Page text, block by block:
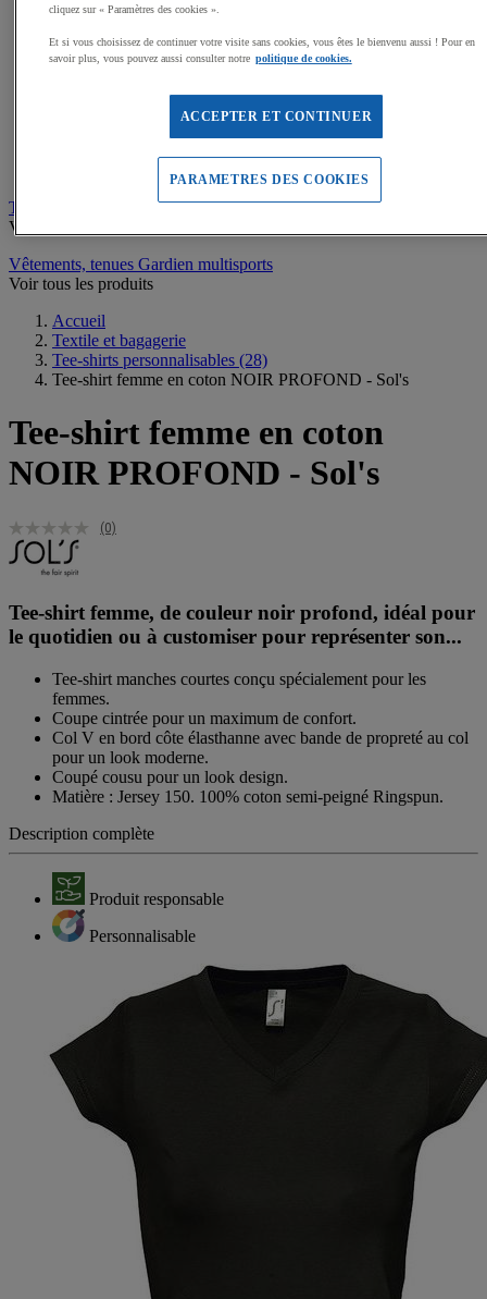
Premieres couches, sous-maillots
Maillots de sport
Maillots de bain, combinaisons de natation
Pantalons, Collants de sport
Tee-shirts personnalisables
Voir tous les produits
Vêtements, tenues Gardien multisports
Voir tous les produits
Accueil
Textile et bagagerie
Tee-shirts personnalisables (28)
Tee-shirt femme en coton NOIR PROFOND - Sol's
Tee-shirt femme en coton
NOIR PROFOND - Sol's
(0)
Tee-shirt femme, de couleur noir profond, idéal pour
le quotidien ou à customiser pour représenter son...
Tee-shirt manches courtes conçu spécialement pour les
femmes.
Coupe cintrée pour un maximum de confort.
Col V en bord côte élasthanne avec bande de propreté au col
pour un look moderne.
Coupé cousu pour un look design.
Matière : Jersey 150. 100% coton semi-peigné Ringspun.
Description complète
Produit responsable
Personnalisable
cliquez sur « Paramètres des cookies ».
Et si vous choisissez de continuer votre visite sans cookies, vous êtes le bienvenu aussi ! Pour en
savoir plus, vous pouvez aussi consulter notre politique de cookies.
ACCEPTER ET CONTINUER
PARAMETRES DES COOKIES